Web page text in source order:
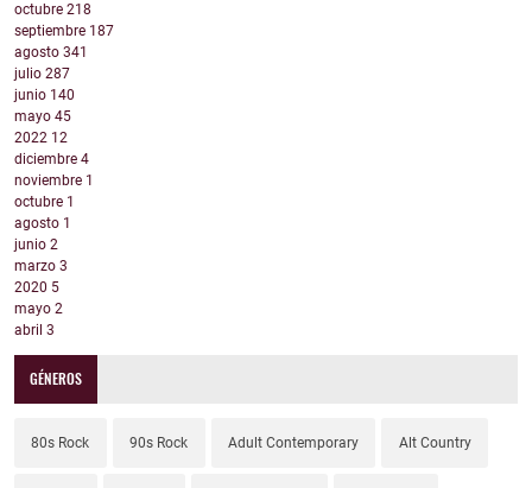
octubre 218
septiembre 187
agosto 341
julio 287
junio 140
mayo 45
2022 12
diciembre 4
noviembre 1
octubre 1
agosto 1
junio 2
marzo 3
2020 5
mayo 2
abril 3
GÉNEROS
80s Rock 90s Rock Adult Contemporary Alt Country